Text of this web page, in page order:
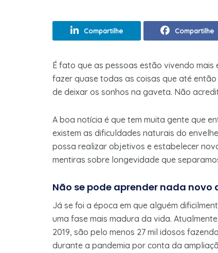
Compartilhe Compartilhe
É fato que as pessoas estão vivendo
fazer quase todas as coisas que até
de deixar os sonhos na gaveta. Não
A boa notícia é que tem muita gente que
existem as dificuldades naturais do
possa realizar objetivos e estabelecer
mentiras sobre longevidade que
Não se pode aprender nada
Já se foi a época em que alguém
uma fase mais madura da vida.
2019, são pelo menos 27 mil idosos
durante a pandemia por conta da